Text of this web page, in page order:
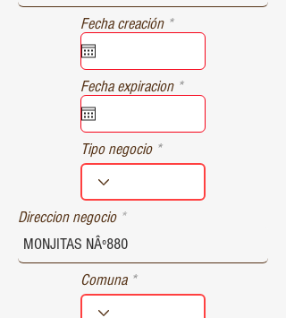
Fecha creación *r
e
u
i
d
Fecha expiracion *r
e
u
r
d
Tipo negocio
Direccion negocio
Comuna